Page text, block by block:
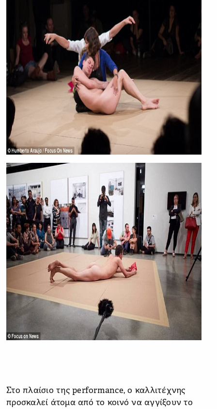
Στο πλαίσιο της performance, ο καλλιτέχνης
προσκαλεί άτομα από το κοινό να αγγίξουν το